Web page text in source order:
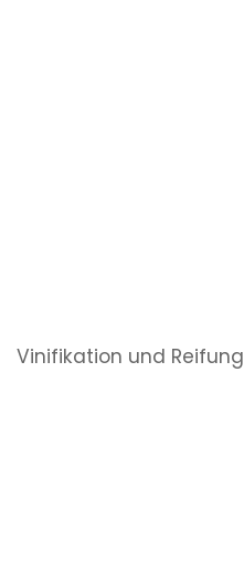
Vinifikation und Reifung